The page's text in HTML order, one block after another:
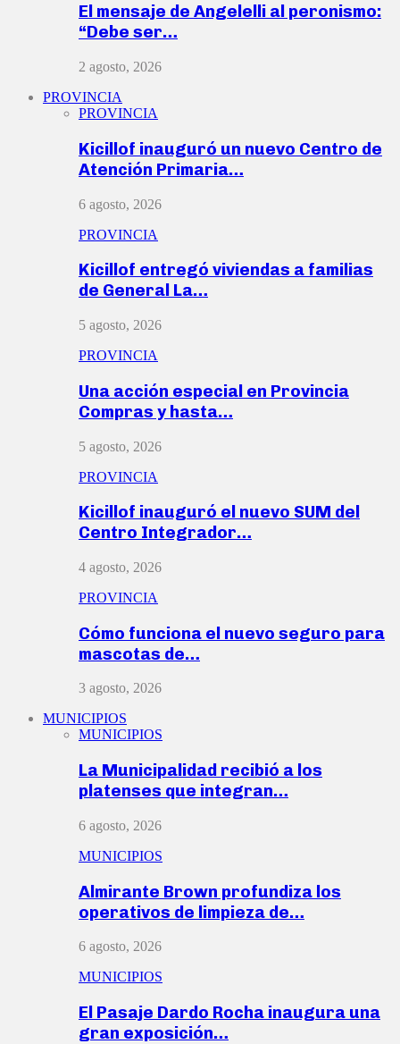
El mensaje de Angelelli al peronismo:
“Debe ser…
2 agosto, 2026
PROVINCIA
PROVINCIA
Kicillof inauguró un nuevo Centro de
Atención Primaria…
6 agosto, 2026
PROVINCIA
Kicillof entregó viviendas a familias
de General La…
5 agosto, 2026
PROVINCIA
Una acción especial en Provincia
Compras y hasta…
5 agosto, 2026
PROVINCIA
Kicillof inauguró el nuevo SUM del
Centro Integrador…
4 agosto, 2026
PROVINCIA
Cómo funciona el nuevo seguro para
mascotas de…
3 agosto, 2026
MUNICIPIOS
MUNICIPIOS
La Municipalidad recibió a los
platenses que integran…
6 agosto, 2026
MUNICIPIOS
Almirante Brown profundiza los
operativos de limpieza de…
6 agosto, 2026
MUNICIPIOS
El Pasaje Dardo Rocha inaugura una
gran exposición…